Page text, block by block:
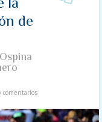
de
comentarios